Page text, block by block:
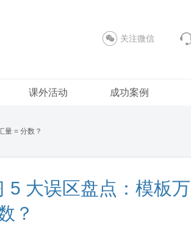
关注微信
课外活动 成功案例
量 = 分数？
5 大误区盘点：模板万
？